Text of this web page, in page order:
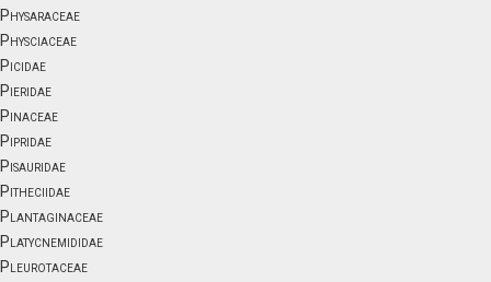
Physaraceae
Physciaceae
Picidae
Pieridae
Pinaceae
Pipridae
Pisauridae
Pitheciidae
Plantaginaceae
Platycnemididae
Pleurotaceae